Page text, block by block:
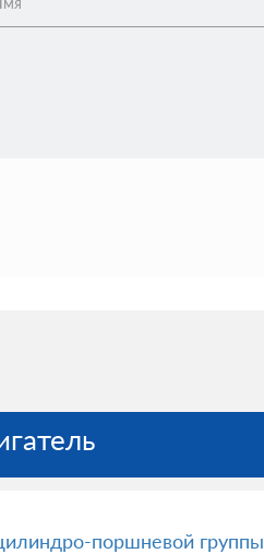
поршневой группы